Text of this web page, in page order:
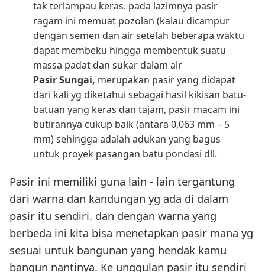
tak terlampau keras. pada lazimnya pasir
ragam ini memuat pozolan (kalau dicampur
dengan semen dan air setelah beberapa waktu
dapat membeku hingga membentuk suatu
massa padat dan sukar dalam air
Pasir Sungai, merupakan pasir yang didapat
dari kali yg diketahui sebagai hasil kikisan batu-
batuan yang keras dan tajam, pasir macam ini
butirannya cukup baik (antara 0,063 mm – 5
mm) sehingga adalah adukan yang bagus
untuk proyek pasangan batu pondasi dll.
Pasir ini memiliki guna lain - lain tergantung
dari warna dan kandungan yg ada di dalam
pasir itu sendiri. dan dengan warna yang
berbeda ini kita bisa menetapkan pasir mana yg
sesuai untuk bangunan yang hendak kamu
bangun nantinya. Ke unggulan pasir itu sendiri